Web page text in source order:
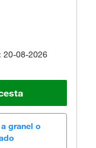
20-08-2026
granel o